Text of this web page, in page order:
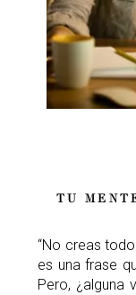
TU
“No creas
es una frase
Pero, ¿alguna